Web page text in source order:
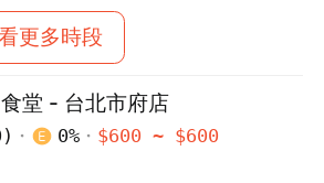
更多時段
堂 - 台北市府店
) 0% $600 ~ $600